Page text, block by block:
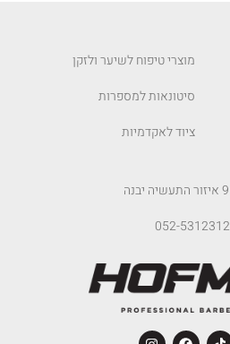
מוצרי טיפוח לשיער ולזקן
סיטונאות למספרות
ציוד לאקדמיות
052-5312312